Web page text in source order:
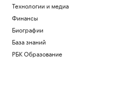
Технологии и медиа
Финансы
Биографии
База знаний
РБК Образование